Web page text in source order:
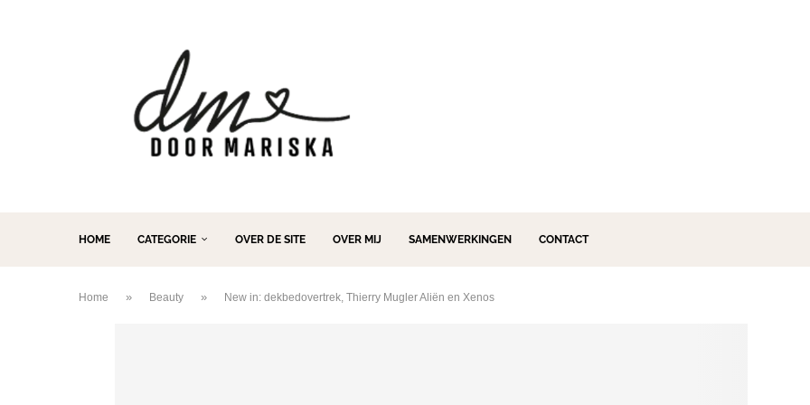
HOME CATEGORIE OVER DE SITE OVER MIJ SAMENWERKINGEN CONTACT
Home » Beauty » New in: dekbedovertrek, Thierry Mugler Aliën en Xenos